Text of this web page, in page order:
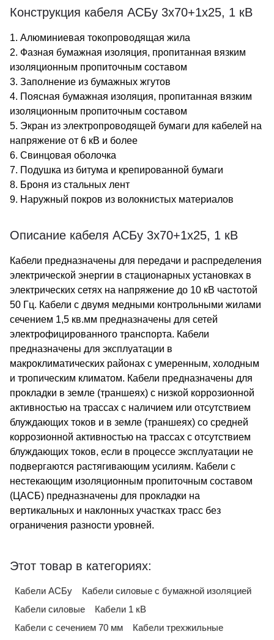
Конструкция кабеля АСБу 3х70+1х25, 1 кВ
1. Алюминиевая токопроводящая жила
2. Фазная бумажная изоляция, пропитанная вязким
изоляционным пропиточным составом
3. Заполнение из бумажных жгутов
4. Поясная бумажная изоляция, пропитанная вязким
изоляционным пропиточным составом
5. Экран из электропроводящей бумаги для кабелей на
напряжение от 6 кВ и более
6. Свинцовая оболочка
7. Подушка из битума и крепированной бумаги
8. Броня из стальных лент
9. Наружный покров из волокнистых материалов
Описание кабеля АСБу 3х70+1х25, 1 кВ
Кабели предназначены для передачи и распределения
электрической энергии в стационарных установках в
электрических сетях на напряжение до 10 кВ частотой
50 Гц. Кабели с двумя медными контрольными жилами
сечением 1,5 кв.мм предназначены для сетей
электрофицированного транспорта. Кабели
предназначены для эксплуатации в
макроклиматических районах с умеренным, холодным
и тропическим климатом. Кабели предназначены для
прокладки в земле (траншеях) с низкой коррозионной
активностью на трассах с наличием или отсутствием
блуждающих токов и в земле (траншеях) со средней
коррозионной активностью на трассах с отсутствием
блуждающих токов, если в процессе эксплуатации не
подвергаются растягивающим усилиям. Кабели с
нестекающим изоляционным пропиточным составом
(ЦАСБ) предназначены для прокладки на
вертикальных и наклонных участках трасс без
ограничения разности уровней.
Этот товар в категориях:
Кабели АСБу
Кабели силовые с бумажной изоляцией
Кабели силовые
Кабели 1 кВ
Кабели с сечением 70 мм
Кабели трехжильные